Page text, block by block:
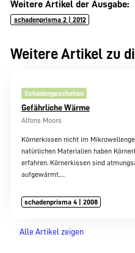
Weitere Artikel der Ausgabe:
schadenprisma 2 | 2012
Weitere Artikel zu
Schadengeschehen
Gefährliche Wärme
Alfons Moors
Körnerkissen nicht im
natürlichen Materialien haben
erfahren. Körnerkissen sind
aufgewärmt,…
schadenprisma 4 | 2008
Alle Artikel zeigen